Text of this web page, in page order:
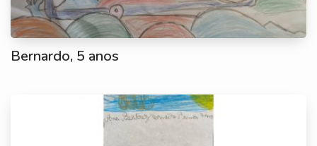
Bernardo, 5 anos